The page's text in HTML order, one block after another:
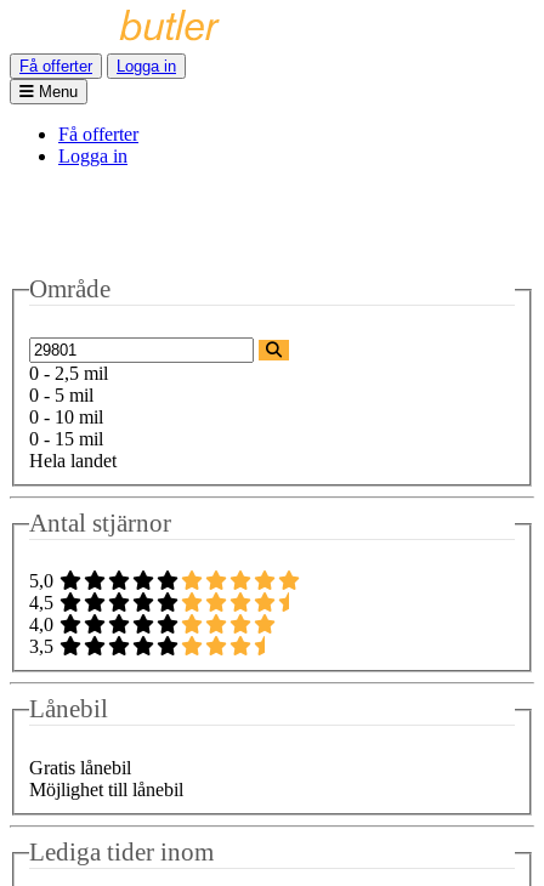
Få offerter
Logga in
Menu
Få offerter
Logga in
Område
0 - 2,5 mil
0 - 5 mil
0 - 10 mil
0 - 15 mil
Hela landet
Antal stjärnor
5,0
4,5
4,0
3,5
Lånebil
Gratis lånebil
Möjlighet till lånebil
Lediga tider inom